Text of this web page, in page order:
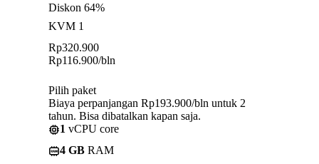
Diskon 64%
KVM 1
Rp320.900
Rp116.900/bln
Pilih paket
Biaya perpanjangan Rp193.900/bln untuk 2
tahun. Bisa dibatalkan kapan saja.
1 vCPU core
4 GB RAM